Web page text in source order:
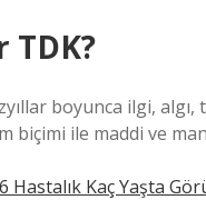
boyunca ilgi,
biçimi ile maddi ve
6 Hastalık Kaç Yaşta